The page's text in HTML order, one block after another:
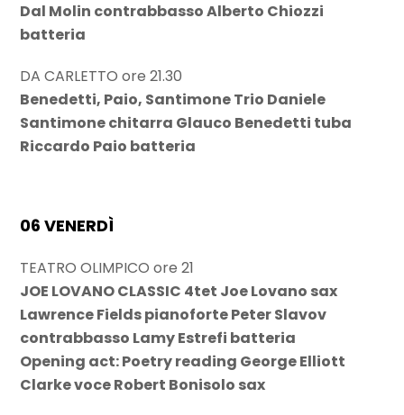
Dal Molin contrabbasso Alberto Chiozzi
batteria
DA CARLETTO ore 21.30
Benedetti, Paio, Santimone Trio Daniele
Santimone chitarra Glauco Benedetti tuba
Riccardo Paio batteria
06 VENERDÌ
TEATRO OLIMPICO ore 21
JOE LOVANO CLASSIC 4tet Joe Lovano sax
Lawrence Fields pianoforte Peter Slavov
contrabbasso Lamy Estrefi batteria
Opening act: Poetry reading George Elliott
Clarke voce Robert Bonisolo sax